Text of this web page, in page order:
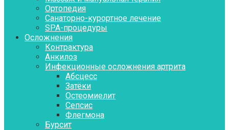
Ортопедия
Санаторно-курортное лечение
SPA-процедуры
Осложнения
Контрактура
Aнкилоз
Инфекционные осложнения артрита
Абсцесс
Затёки
Остеомиелит
Сепсис
Флегмона
Бурсит